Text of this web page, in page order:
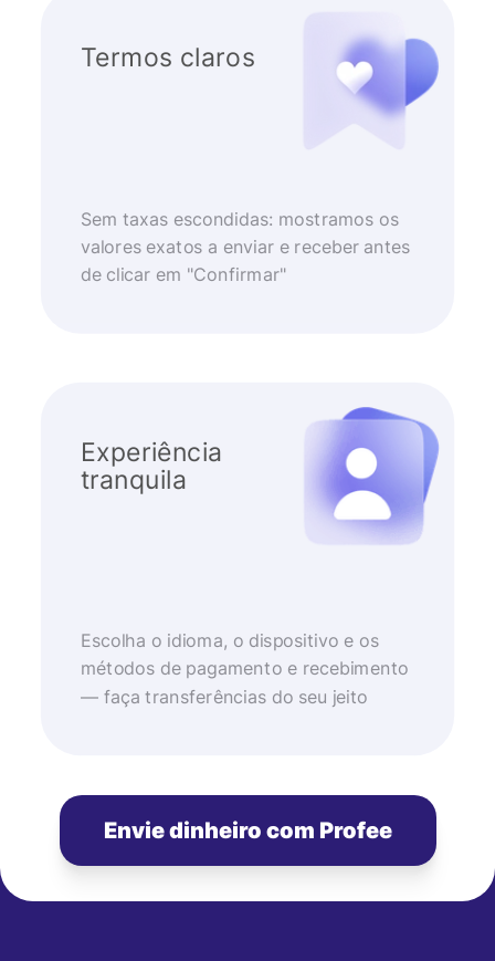
Termos claros
Sem taxas escondidas: mostramos os
valores exatos a enviar e receber antes
de clicar em "Confirmar"
Experiência
tranquila
Escolha o idioma, o dispositivo e os
métodos de pagamento e recebimento
— faça transferências do seu jeito
Envie dinheiro com Profee